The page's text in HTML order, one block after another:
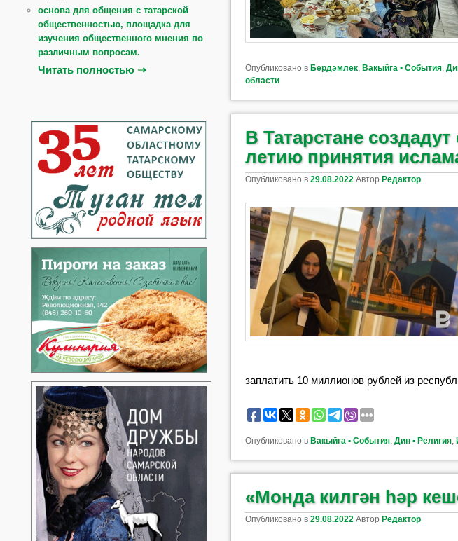
Опубликовано в Бердэмлек, Вакыйга ▪ События,
области
В Татарстане
летию принятия
Опубликовано в29.08.2022 АвторРедактор
заплатить 10 миллионов рублей из
Опубликовано в Вакыйга ▪ События ,Дин ▪ Религия ,
«Монда килгән һәр
Опубликовано в29.08.2022 АвторРедактор
основа для общения с татарской
общественностью, площадка для
изучения общественного мнения по
различным вопросам.
Читать полностью ⇒